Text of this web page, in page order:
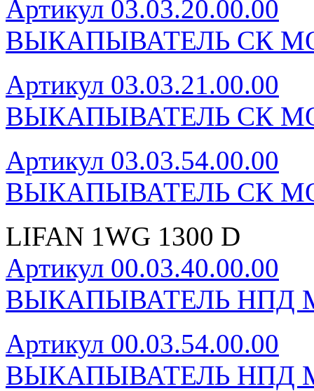
Артикул 03.03.20.00.00
ВЫКАПЫВАТЕЛЬ СК
Артикул 03.03.21.00.00
ВЫКАПЫВАТЕЛЬ СК
Артикул 03.03.54.00.00
ВЫКАПЫВАТЕЛЬ СК
LIFAN 1WG 1300 D
Артикул 00.03.40.00.00
ВЫКАПЫВАТЕЛЬ НПД
Артикул 00.03.54.00.00
ВЫКАПЫВАТЕЛЬ НПД